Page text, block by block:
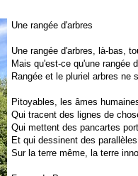
Une rangée d'arbres
Une rangée d'arbres, là-bas,
Mais qu'est-ce qu'une rangée
Rangée et le pluriel arbres
Pitoyables, les âmes
Qui tracent des lignes de
Qui mettent des pancartes
Et qui dessinent des
Sur la terre même, la terre